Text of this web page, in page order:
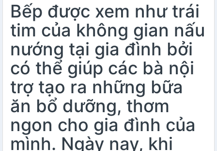
Bếp được xem như trái
tim của không gian nấu
nướng tại gia đình bởi
có thể giúp các bà nội
trợ tạo ra những bữa
ăn bổ dưỡng, thơm
ngon cho gia đình của
mình. Ngày nay, khi